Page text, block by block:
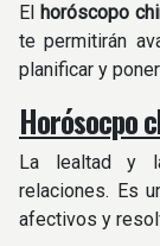
El horóscopo
te permitirán
planificar y
Horósocpo
La lealtad y
relaciones. Es
afectivos y